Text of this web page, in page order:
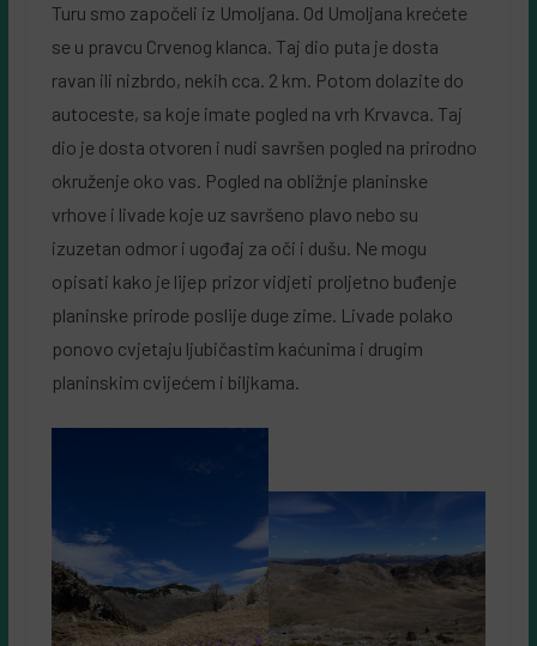
Turu smo započeli iz Umoljana. Od Umoljana krećete
se u pravcu Crvenog klanca. Taj dio puta je dosta
ravan ili nizbrdo, nekih cca. 2 km. Potom dolazite do
autoceste, sa koje imate pogled na vrh Krvavca. Taj
dio je dosta otvoren i nudi savršen pogled na prirodno
okruženje oko vas. Pogled na obližnje planinske
vrhove i livade koje uz savršeno plavo nebo su
izuzetan odmor i ugođaj za oči i dušu. Ne mogu
opisati kako je lijep prizor vidjeti proljetno buđenje
planinske prirode poslije duge zime. Livade polako
ponovo cvjetaju ljubičastim kaćunima i drugim
planinskim cvijećem i biljkama.